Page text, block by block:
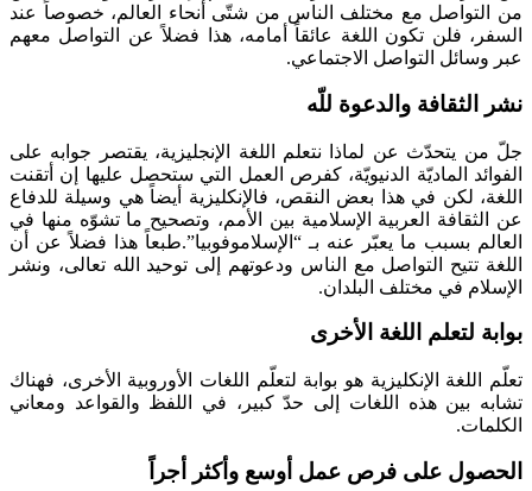
من التواصل مع مختلف الناس من شتّى أنحاء العالم، خصوصاً عند
السفر، فلن تكون اللغة عائقاً أمامه، هذا فضلاً عن التواصل معهم
عبر وسائل التواصل الاجتماعي.
نشر الثقافة والدعوة للّه
جلّ من يتحدّث عن لماذا نتعلم اللغة الإنجليزية، يقتصر جوابه على
الفوائد الماديّة الدنيويّة، كفرص العمل التي ستحصل عليها إن أتقنت
اللغة، لكن في هذا بعض النقص، فالإنكليزية أيضاً هي وسيلة للدفاع
عن الثقافة العربية الإسلامية بين الأمم، وتصحيح ما تشوّه منها في
العالم بسبب ما يعبّر عنه بـ “الإسلاموفوبيا”.طبعاً هذا فضلاً عن أن
اللغة تتيح التواصل مع الناس ودعوتهم إلى توحيد الله تعالى، ونشر
الإسلام في مختلف البلدان.
بوابة لتعلم اللغة الأخرى
تعلّم اللغة الإنكليزية هو بوابة لتعلّم اللغات الأوروبية الأخرى، فهناك
تشابه بين هذه اللغات إلى حدّ كبير، في اللفظ والقواعد ومعاني
الكلمات.
الحصول على فرص عمل أوسع وأكثر أجراً